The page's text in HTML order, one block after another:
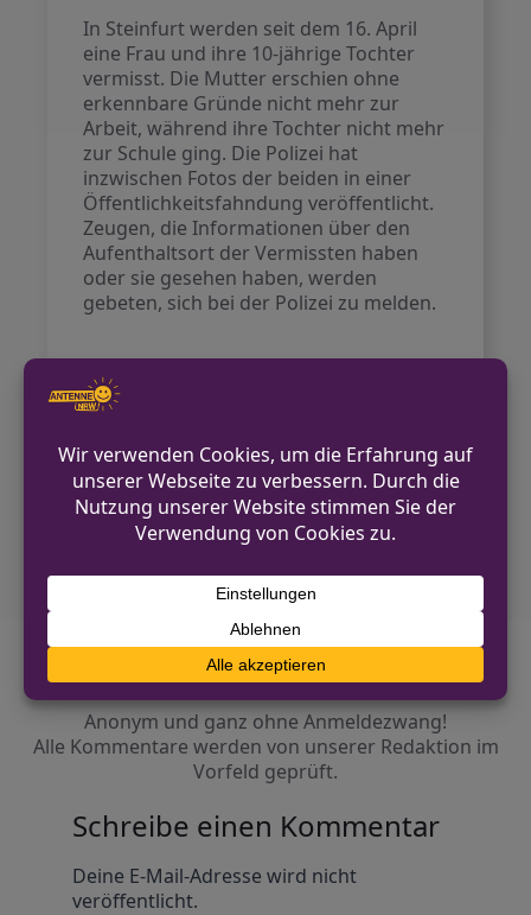
In Steinfurt werden seit dem 16. April
eine Frau und ihre 10-jährige Tochter
vermisst. Die Mutter erschien ohne
erkennbare Gründe nicht mehr zur
Arbeit, während ihre Tochter nicht mehr
zur Schule ging. Die Polizei hat
inzwischen Fotos der beiden in einer
Öffentlichkeitsfahndung veröffentlicht.
Zeugen, die Informationen über den
Aufenthaltsort der Vermissten haben
oder sie gesehen haben, werden
gebeten, sich bei der Polizei zu melden.
VORHERIGER BEITRAG
Recklinghausen am Wochenende
NÄCHSTER BEITRAG
Kriminalpolizei ermittelt nach Schüssen in
Marxloh
Diskutiere mit!
Anonym und ganz ohne Anmeldezwang!
Alle Kommentare werden von unserer Redaktion im
Vorfeld geprüft.
Schreibe einen Kommentar
Deine E-Mail-Adresse wird nicht
veröffentlicht.